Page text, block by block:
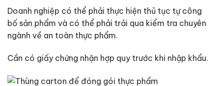
Doanh nghiệp có thể phải thực hiện thủ tục tự công
bố sản phẩm và có thể phải trải qua kiểm tra chuyên
ngành về an toàn thực phẩm.
Cần có giấy chứng nhận hợp quy trước khi nhập khẩu.